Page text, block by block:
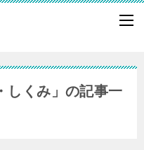
しくみ」の記事一